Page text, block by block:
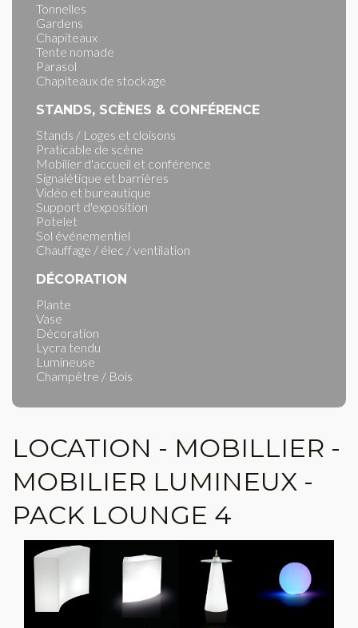
Tonnelles
Gardens
Chapiteaux
Tente nomade
Parasol
Chapiteaux de stockage
STANDS, SCÈNES & CONFÉRENCE
Stands / Loges et cloisons
Praticable de scène
Mobilier d'accueil et conférence
Signalétique et barrières
Vidéo et bureautique
Support d'exposition
Potelet
Sol événementiel
Chauffage / élec / ventilation
DÉCORATION
Plante
Vase
Décoration
Lycra tendu
Lumineuse
Champêtre / Bois
LOCATION - MOBILLIER -
MOBILIER LUMINEUX -
PACK LOUNGE 4